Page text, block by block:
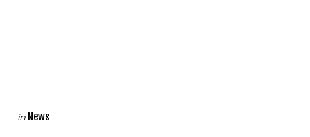
Categories
Posted
in News